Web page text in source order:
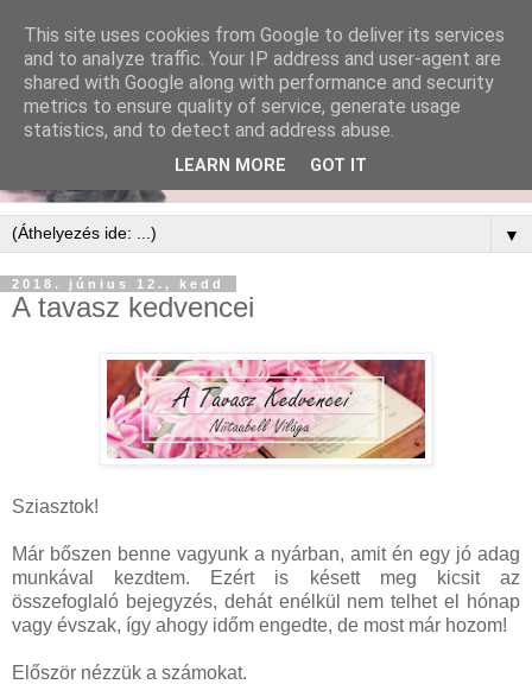
▼
2018. június 12., kedd
A tavasz kedvencei
Sziasztok!
Már bőszen benne vagyunk a nyárban, amit én egy jó adag
munkával kezdtem. Ezért is késett meg kicsit az
összefoglaló bejegyzés, dehát enélkül nem telhet el hónap
vagy évszak, így ahogy időm engedte, de most már hozom!
Először nézzük a számokat.
This site uses cookies from Google to deliver its services
and to analyze traffic. Your IP address and user-agent are
shared with Google along with performance and security
metrics to ensure quality of service, generate usage
statistics, and to detect and address abuse.
LEARN MORE GOT IT